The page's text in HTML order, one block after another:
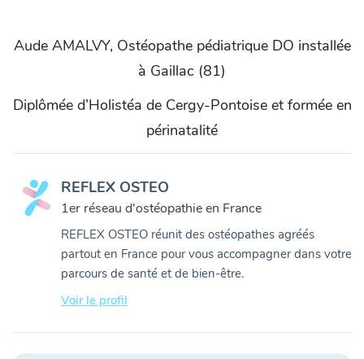
Aude AMALVY, Ostéopathe pédiatrique DO installée
à Gaillac (81)
Diplômée d’Holistéa de Cergy-Pontoise et formée en
périnatalité
REFLEX OSTEO
1er réseau d'ostéopathie en France
REFLEX OSTEO réunit des ostéopathes agréés
partout en France pour vous accompagner dans votre
parcours de santé et de bien-être.
Voir le profil